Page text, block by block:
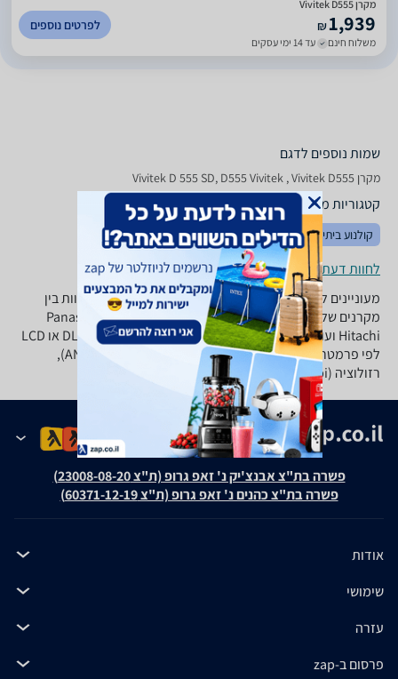
מקרן Vivitek D555
₪1,939
משלוח חינם עד 14 ימי עסקים
לפרטים נוספים
שמות נוספים לדגם
מקרן Vivitek D 555 SD, D555 Vivitek , Vivitek D555
קטגוריות משלימות
קולנוע ביתי טלויזיות מתקני תלייה
לחוות דעת ופרטי החנויות
מעוניינים לרכוש מקרן? ב-zap השוואת מחירים תוכלו להשוות בין
מקרנים של מיטב היצרנים: BenQ, טושיבה, Panasonic, Epson,
Hitachi ועוד. התאימו את סוג המקרן האידיאלי עבורכם: DLP או LCD
לפי פרמטרים של יחס ניגודיות, עצמת הארה (ANSI Lumens),
רזולוציה (dpi), תלת מימד, מרחק הקרנה ועוד.
פשרה בת"צ אבנצ'יק נ' זאפ גרופ (ת"צ 23008-08-20)
פשרה בת"צ כהנים נ' זאפ גרופ (ת"צ 60371-12-19)
אודות
שימושי
עזרה
פרסום ב-zap